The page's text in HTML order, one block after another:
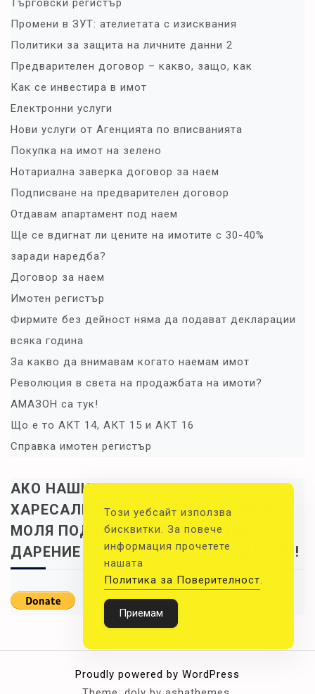
Търговски регистър
Промени в ЗУТ: ателиетата с изисквания
Политики за защита на личните данни 2
Предварителен договор – какво, защо, как
Как се инвестира в имот
Електронни услуги
Нови услуги от Агенцията по вписванията
Покупка на имот на зелено
Нотариална заверка договор за наем
Подписване на предварителен договор
Отдавам апартамент под наем
Ще се вдигнат ли цените на имотите с 30-40%
заради наредба?
Договор за наем
Имотен регистър
Фирмите без дейност няма да подават декларации
всяка година
За какво да внимавам когато наемам имот
Революция в света на продажбата на имоти?
АМАЗОН са тук!
Що е то АКТ 14, АКТ 15 и АКТ 16
Справка имотен регистър
АКО НАШИТЕ СТАТИИ СА ВИ
ХАРЕСАЛИ И СА ВИ БИЛИ ПОЛЕЗНИ,
МОЛЯ ПОДКРЕПЕТЕ НИ С МАЛКО
ДАРЕНИЕ ЧРЕЗ PAYPAL. БЛАГОДАРИМ!
Proudly powered by WordPress
Този уебсайт използва
бисквитки. За повече
информация прочетете
нашата
Политика за Поверителност.
Приемам